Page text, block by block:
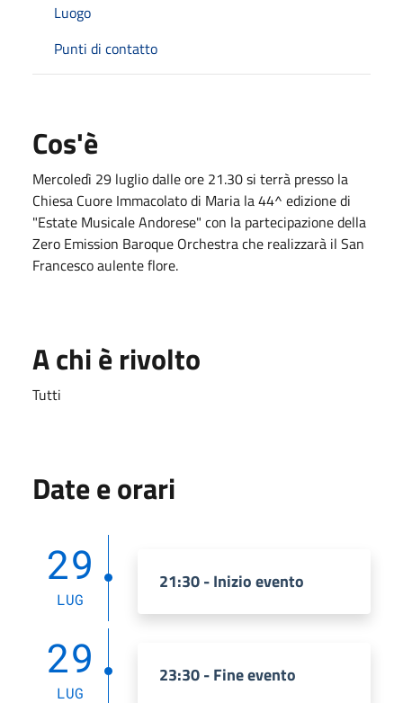
Luogo
Punti di contatto
Cos'è
Mercoledì 29 luglio dalle ore 21.30 si terrà presso la
Chiesa Cuore Immacolato di Maria la 44^ edizione di
"Estate Musicale Andorese" con la partecipazione della
Zero Emission Baroque Orchestra che realizzarà il San
Francesco aulente flore.
A chi è rivolto
Tutti
Date e orari
29
LUG
21:30 - Inizio evento
29
LUG
23:30 - Fine evento